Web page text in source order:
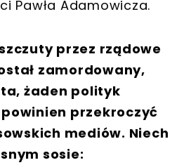
Pawła Adamowicza.
przez rządowe
zamordowany,
żaden polityk
przekroczyć
mediów. Niech
sosie: